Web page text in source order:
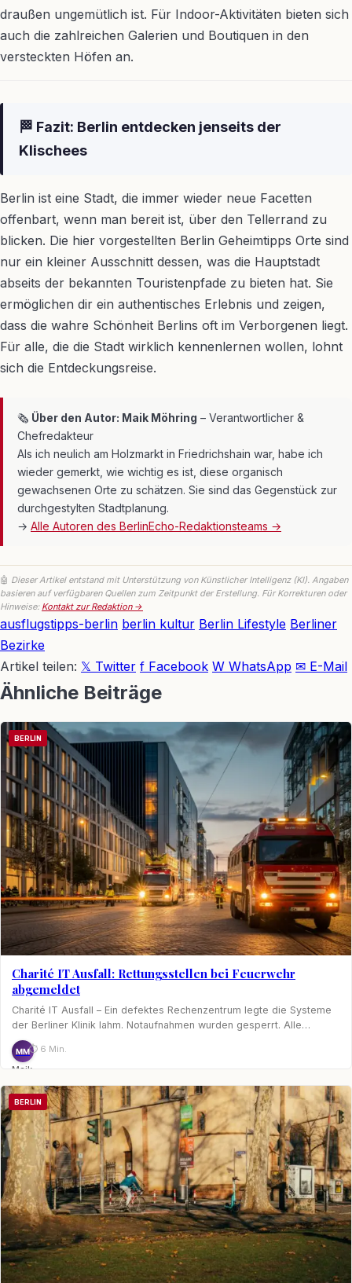
draußen ungemütlich ist. Für Indoor-Aktivitäten bieten sich
auch die zahlreichen Galerien und Boutiquen in den
versteckten Höfen an.
🏁 Fazit: Berlin entdecken jenseits der
Klischees
Berlin ist eine Stadt, die immer wieder neue Facetten
offenbart, wenn man bereit ist, über den Tellerrand zu
blicken. Die hier vorgestellten Berlin Geheimtipps Orte sind
nur ein kleiner Ausschnitt dessen, was die Hauptstadt
abseits der bekannten Touristenpfade zu bieten hat. Sie
ermöglichen dir ein authentisches Erlebnis und zeigen,
dass die wahre Schönheit Berlins oft im Verborgenen liegt.
Für alle, die die Stadt wirklich kennenlernen wollen, lohnt
sich die Entdeckungsreise.
🗞 Über den Autor: Maik Möhring – Verantwortlicher &
Chefredakteur
Als ich neulich am Holzmarkt in Friedrichshain war, habe ich
wieder gemerkt, wie wichtig es ist, diese organisch
gewachsenen Orte zu schätzen. Sie sind das Gegenstück zur
durchgestylten Stadtplanung.
→ Alle Autoren des BerlinEcho-Redaktionsteams →
🤖 Dieser Artikel entstand mit Unterstützung von Künstlicher Intelligenz (KI). Angaben
basieren auf verfügbaren Quellen zum Zeitpunkt der Erstellung. Für Korrekturen oder
Hinweise: Kontakt zur Redaktion →
ausflugstipps-berlin berlin kultur Berlin Lifestyle Berliner
Bezirke
Artikel teilen: 𝕏 Twitter f Facebook W WhatsApp ✉ E-Mail
Ähnliche Beiträge
BERLIN
Charité IT Ausfall: Rettungsstellen bei Feuerwehr
abgemeldet
Charité IT Ausfall – Ein defektes Rechenzentrum legte die Systeme
der Berliner Klinik lahm. Notaufnahmen wurden gesperrt. Alle…
MM
Maik
Möhring
⏱ 6 Min.
BERLIN